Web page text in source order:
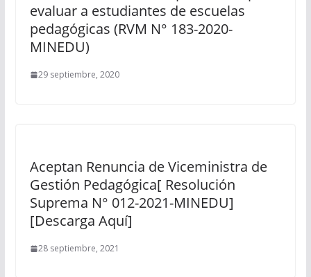
evaluar a estudiantes de escuelas
pedagógicas (RVM N° 183-2020-
MINEDU)
29 septiembre, 2020
Aceptan Renuncia de Viceministra de
Gestión Pedagógica[ Resolución
Suprema N° 012-2021-MINEDU]
[Descarga Aquí]
28 septiembre, 2021